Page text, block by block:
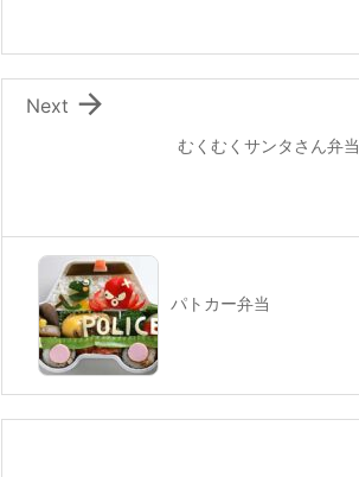
o
k
むくむくサンタさん弁当

Next
パトカー弁当